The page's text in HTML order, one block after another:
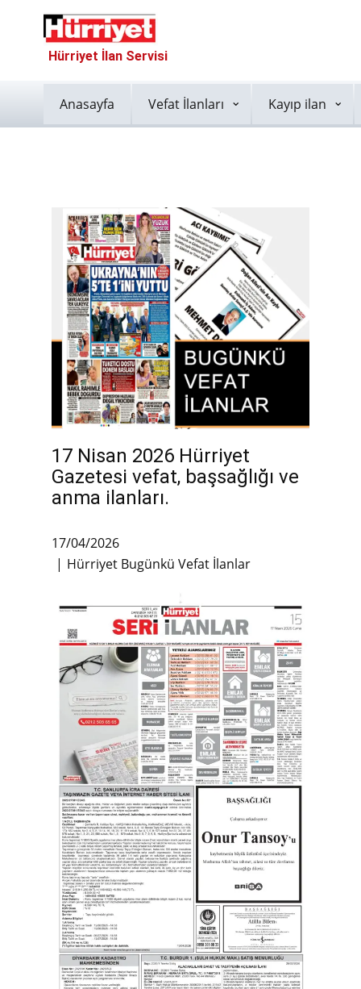
Hürriyet İlan Servisi
Anasayfa Vefat İlanları Kayıp ilan
17 Nisan 2026 Hürriyet
Gazetesi vefat, başsağlığı ve
anma ilanları.
17/04/2026
Hürriyet Bugünkü Vefat İlanlar